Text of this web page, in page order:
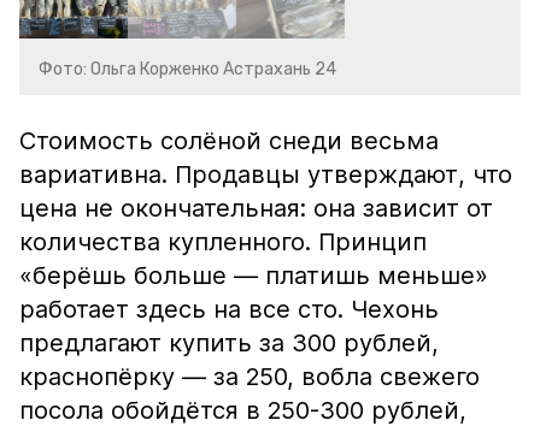
Фото: Ольга Корженко Астрахань 24
Стоимость солёной снеди весьма
вариативна. Продавцы утверждают, что
цена не окончательная: она зависит от
количества купленного. Принцип
«берёшь больше — платишь меньше»
работает здесь на все сто. Чехонь
предлагают купить за 300 рублей,
краснопёрку — за 250, вобла свежего
посола обойдётся в 250-300 рублей,